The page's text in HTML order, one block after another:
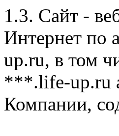
1.3. Сайт -
Интернет по
up.ru, в том
***.life-up.ru
Компании,